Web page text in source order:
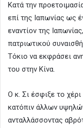
Κατά την
επί της Ιαπωνίας ως
εναντίον της
πατριωτικού
Τόκιο να εκφράσει
του στην Κίνα.
Ο κ. Σι έσφιξε το
κατόπιν άλλων
ανταλλάσσοντας